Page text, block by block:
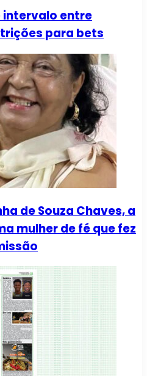
intervalo entre
para bets
de Souza Chaves, a
mulher de fé que fez